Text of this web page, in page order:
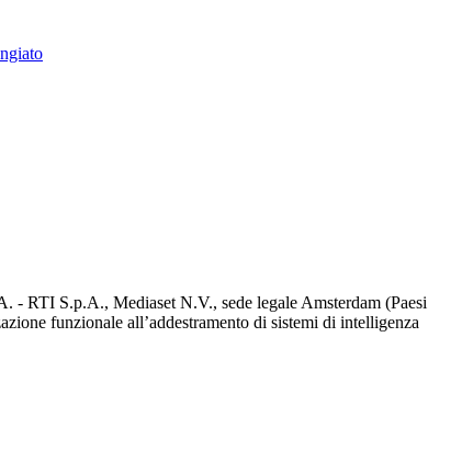
RTI S.p.A., Mediaset N.V., sede legale Amsterdam (Paesi
funzionale all’addestramento di sistemi di intelligenza